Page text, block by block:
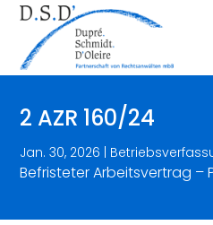
2 AZR 160/24
Jan. 30, 2026 |
Befristeter Arbeitsvertrag –